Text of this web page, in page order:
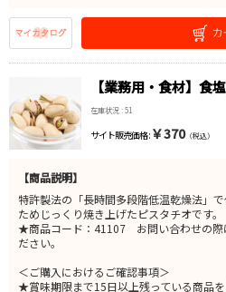
【業務用・食材】
在庫状況 : 51
サイト販売価格 : ￥370（税込）
【商品説明】
特許製法の「長時間多段階低温乾燥法」
ためじっくり焼き上げたピスタチオです。
★商品コード：41107 お問い合わせの際
ださい。
＜ご購入におけるご確認事項＞
★賞味期限まで15日以上残っている商品を